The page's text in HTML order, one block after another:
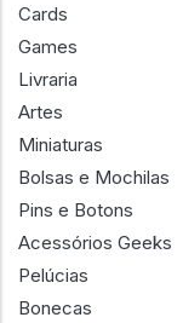
Cards
Games
Livraria
Artes
Miniaturas
Bolsas e Mochilas
Pins e Botons
Acessórios Geeks
Pelúcias
Bonecas